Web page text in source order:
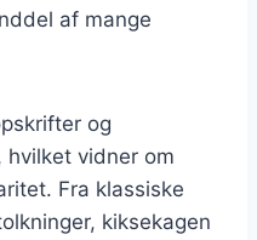
af mange
og
hvilket vidner om
Fra klassiske
kiksekagen